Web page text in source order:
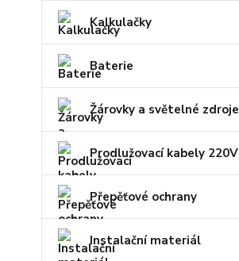
Kalkulačky
Baterie
Žárovky a světelné zdroje
Prodlužovací kabely 220V
Přepěťové ochrany
Instalační materiál